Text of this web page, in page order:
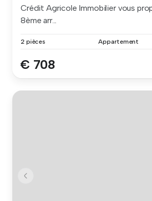
Crédit Agricole Immobilier vous
8ème arr...
2 pièces Appartement
€ 708